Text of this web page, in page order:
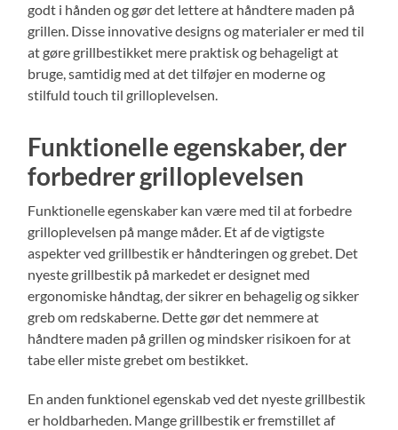
godt i hånden og gør det lettere at håndtere maden på
grillen. Disse innovative designs og materialer er med til
at gøre grillbestikket mere praktisk og behageligt at
bruge, samtidig med at det tilføjer en moderne og
stilfuld touch til grilloplevelsen.
Funktionelle egenskaber, der
forbedrer grilloplevelsen
Funktionelle egenskaber kan være med til at forbedre
grilloplevelsen på mange måder. Et af de vigtigste
aspekter ved grillbestik er håndteringen og grebet. Det
nyeste grillbestik på markedet er designet med
ergonomiske håndtag, der sikrer en behagelig og sikker
greb om redskaberne. Dette gør det nemmere at
håndtere maden på grillen og mindsker risikoen for at
tabe eller miste grebet om bestikket.
En anden funktionel egenskab ved det nyeste grillbestik
er holdbarheden. Mange grillbestik er fremstillet af